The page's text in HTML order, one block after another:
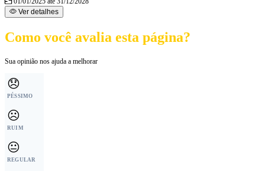
Ver detalhes
Como você avalia esta página?
Sua opinião nos ajuda a melhorar
😞
PÉSSIMO
☹️
RUIM
😐
REGULAR